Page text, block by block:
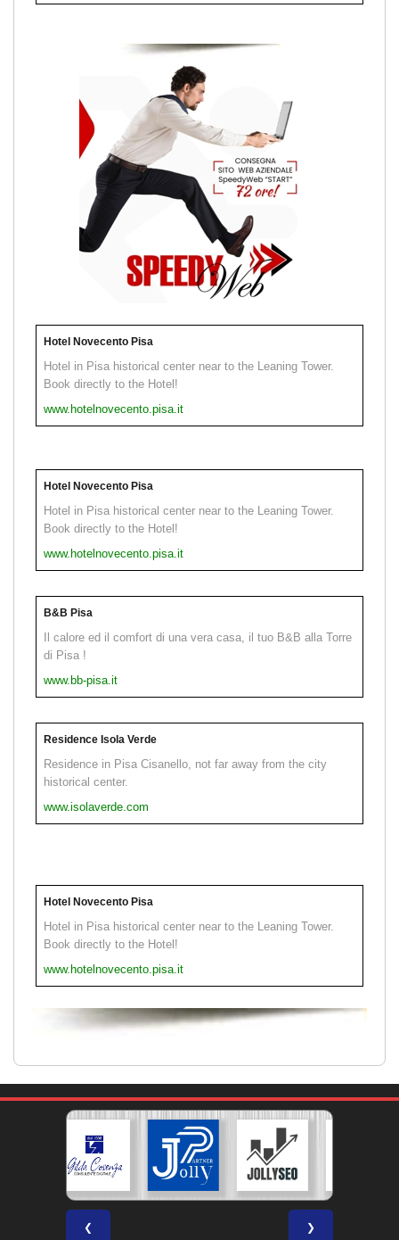
Hotel Novecento Pisa
Hotel in Pisa historical center near to the Leaning Tower.
Book directly to the Hotel!
www.hotelnovecento.pisa.it
Hotel Novecento Pisa
Hotel in Pisa historical center near to the Leaning Tower.
Book directly to the Hotel!
www.hotelnovecento.pisa.it
B&B Pisa
Il calore ed il comfort di una vera casa, il tuo B&B alla Torre
di Pisa !
www.bb-pisa.it
Residence Isola Verde
Residence in Pisa Cisanello, not far away from the city
historical center.
www.isolaverde.com
Hotel Novecento Pisa
Hotel in Pisa historical center near to the Leaning Tower.
Book directly to the Hotel!
www.hotelnovecento.pisa.it
❮ ❯